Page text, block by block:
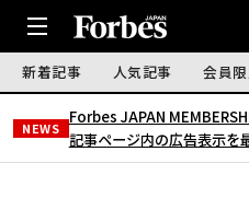
新着記事 人気記事 会員
NEWS
Forbes JAPAN
記事ページ内の広告表示を